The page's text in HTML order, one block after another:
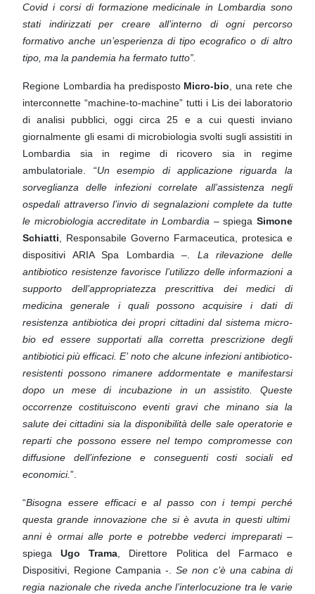
Covid i corsi di formazione medicinale in Lombardia sono
stati indirizzati per creare all’interno di ogni percorso
formativo anche un’esperienza di tipo ecografico o di altro
tipo, ma la pandemia ha fermato tutto”.
Regione Lombardia ha predisposto Micro-bio , una rete che
interconnette “machine-to-machine” tutti i Lis dei laboratorio
di analisi pubblici, oggi circa 25 e a cui questi inviano
giornalmente gli esami di microbiologia svolti sugli assistiti in
Lombardia sia in regime di ricovero sia in regime
ambulatoriale. “Un esempio di applicazioneriguarda la
sorveglianza delle infezioni correlate all’assistenza negli
ospedali attraverso l’invio di segnalazioni complete da tutte
le microbiologia accreditate in Lombardia –spiega Simone
Schiatti , Responsabile Governo Farmaceutica, protesica e
dispositivi ARIA Spa Lombardia –. La rilevazione delle
antibiotico resistenze favorisce l’utilizzo delle informazioni a
supporto dell’appropriatezza prescrittiva dei medici di
medicina generale i quali possono acquisire i dati di
resistenza antibiotica dei propri cittadini dal sistema micro-
bio ed essere supportatialla corretta prescrizione degli
antibiotici più efficaci. E’ noto che alcune infezioni antibiotico-
resistenti possono rimanere addormentate e manifestarsi
dopo un mese di incubazione in un assistito. Queste
occorrenzecostituiscono eventi gravi che minano sia la
salute dei cittadini sia la disponibilità delle sale operatorie e
repartiche possono essere nel tempo compromesse con
diffusione dell’infezione e conseguenti costi sociali ed
economici.”.
“Bisogna essere efficaci e al passo con i tempi perché
questa grande innovazione che si è avuta in questi ultimi
anni è ormai alle porte e potrebbe vederci impreparati–
spiegaUgo Trama , Direttore Politica del Farmaco e
Dispositivi, Regione Campania -.Se non c’è una cabina di
regia nazionale che riveda anche l’interlocuzione tra le varie